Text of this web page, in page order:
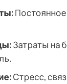
Затраты на
Стресс,